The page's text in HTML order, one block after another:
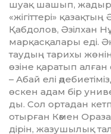
шуақ шашып,
«жігіттері»
Қабдолов, Әзілхан
марқасқала­ры еді.
таудың тарихы
өзіне қаратып
– Абай елі
өскен адам бір
ды. Сол ортадан
отырған Кәмен
дірін, жазушылық